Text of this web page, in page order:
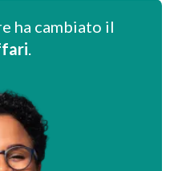
ha cambiato il
.